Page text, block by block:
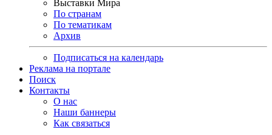
Выставки Мира
По странам
По тематикам
Архив
Подписаться на календарь
Реклама на портале
Поиск
Контакты
О нас
Наши баннеры
Как связаться